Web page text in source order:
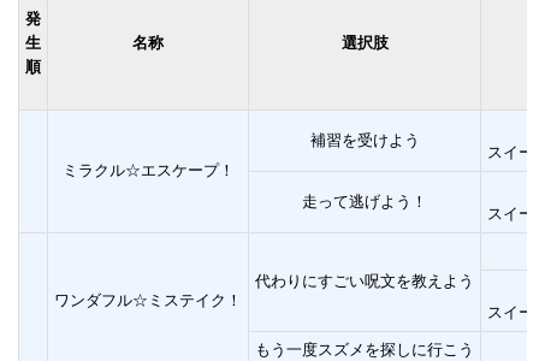
発
生
順
名称 選択肢
ミラクル☆エスケープ！
補習を受けよう
スイー
走って逃げよう！
スイー
ワンダフル☆ミステイク！
代わりにすごい呪文を教えよう
スイー
もう一度スズメを探しに行こう